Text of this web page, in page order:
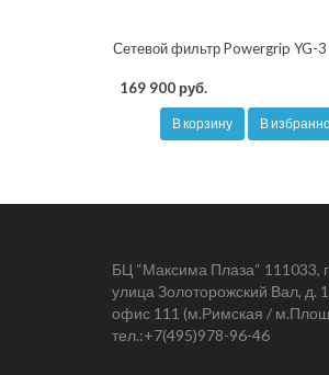
Сетевой фильтр Powergrip YG-
169 900 руб.
В корзину В
БЦ “Максима Плаза“ 111033,
улица Золоторожский Вал, д.
офис 111 (м.Римская /
тел.:+7(495)978-96-46